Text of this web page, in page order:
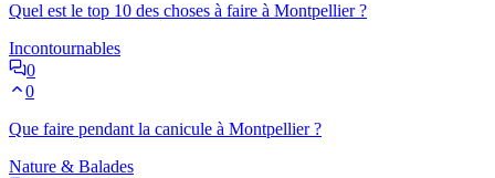
Quel est le top 10 des choses à faire à Montpellier ?
Incontournables
0
0
Que faire pendant la canicule à Montpellier ?
Nature & Balades